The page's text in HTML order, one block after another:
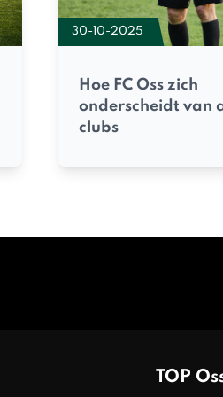
30-10-2025
Hoe FC Oss zich
onderscheidt van
clubs
TOP